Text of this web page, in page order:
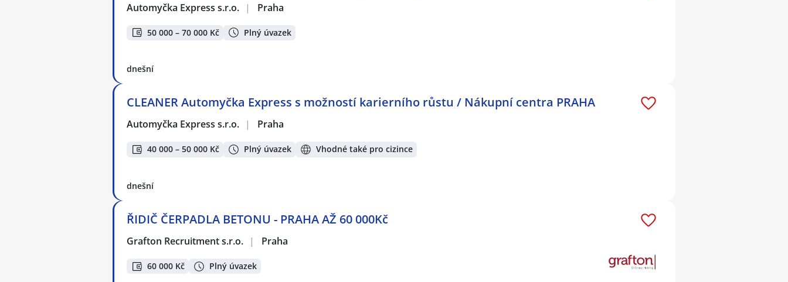
Automyčka Express s.r.o. | Praha
50 000 – 70 000 Kč Plný úvazek
dnešní
CLEANER Automyčka Express s možností karierního růstu / Nákupní centra PRAHA
Automyčka Express s.r.o. | Praha
40 000 – 50 000 Kč Plný úvazek Vhodné také pro cizince
dnešní
ŘIDIČ ČERPADLA BETONU - PRAHA AŽ 60 000Kč
Grafton Recruitment s.r.o. | Praha
60 000 Kč Plný úvazek